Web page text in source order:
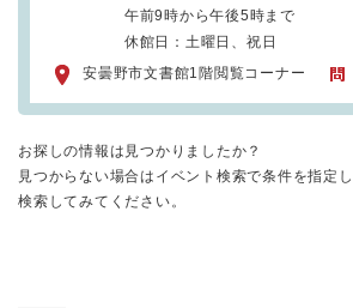
午前9時から午後5時まで
休館日：土曜日、祝日
安曇野市文書館1階閲覧コーナー
お探しの情報は見つかりましたか？
見つからない場合はイベント検索で条件を指定
検索してみてください。